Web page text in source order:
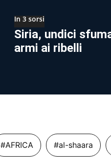
In 3 sorsi
Siria, undici
armi ai ribelli
#AFRICA #al-shaara